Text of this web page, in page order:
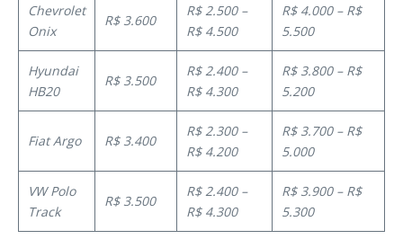
Chevrolet
Onix
R$ 3.600
R$ 2.500 –
R$ 4.500
R$ 4.000 – R$
5.500
Hyundai
HB20
R$ 3.500
R$ 2.400 –
R$ 4.300
R$ 3.800 – R$
5.200
Fiat Argo R$ 3.400
R$ 2.300 –
R$ 4.200
R$ 3.700 – R$
5.000
VW Polo
Track
R$ 3.500
R$ 2.400 –
R$ 4.300
R$ 3.900 – R$
5.300